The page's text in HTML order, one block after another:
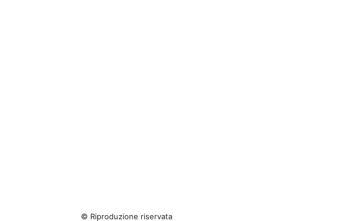
© Riproduzione riservata